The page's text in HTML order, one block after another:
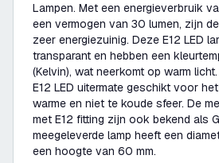
Lampen. Met een energieverbruik
een vermogen van 30 lumen, zijn
zeer energiezuinig. Deze E12 LED
transparant en hebben een
(Kelvin), wat neerkomt op warm
E12 LED uitermate geschikt voor
warme en niet te koude sfeer. De
met E12 fitting zijn ook bekend als
meegeleverde lamp heeft een
een hoogte van 60 mm.